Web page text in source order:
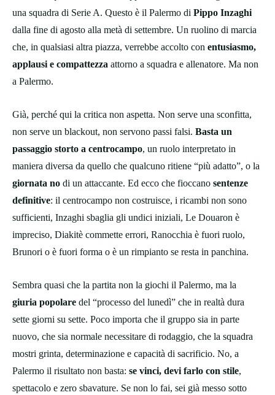
una squadra di Serie A. Questo è il Palermo di Pippo Inzaghi
dalla fine di agosto alla metà di settembre. Un ruolino di marcia
che, in qualsiasi altra piazza, verrebbe accolto con entusiasmo,
applausi e compattezza attorno a squadra e allenatore. Ma non
a Palermo.
Già, perché qui la critica non aspetta. Non serve una sconfitta,
non serve un blackout, non servono passi falsi. Basta un
passaggio storto a centrocampo, un ruolo interpretato in
maniera diversa da quello che qualcuno ritiene “più adatto”, o la
giornata no di un attaccante. Ed ecco che fioccano sentenze
definitive: il centrocampo non costruisce, i ricambi non sono
sufficienti, Inzaghi sbaglia gli undici iniziali, Le Douaron è
impreciso, Diakitè commette errori, Ranocchia è fuori ruolo,
Brunori o è fuori forma o è un rimpianto se resta in panchina.
Sembra quasi che la partita non la giochi il Palermo, ma la
giuria popolare del “processo del lunedì” che in realtà dura
sette giorni su sette. Poco importa che il gruppo sia in parte
nuovo, che sia normale necessitare di rodaggio, che la squadra
mostri grinta, determinazione e capacità di sacrificio. No, a
Palermo il risultato non basta: se vinci, devi farlo con stile,
spettacolo e zero sbavature. Se non lo fai, sei già messo sotto